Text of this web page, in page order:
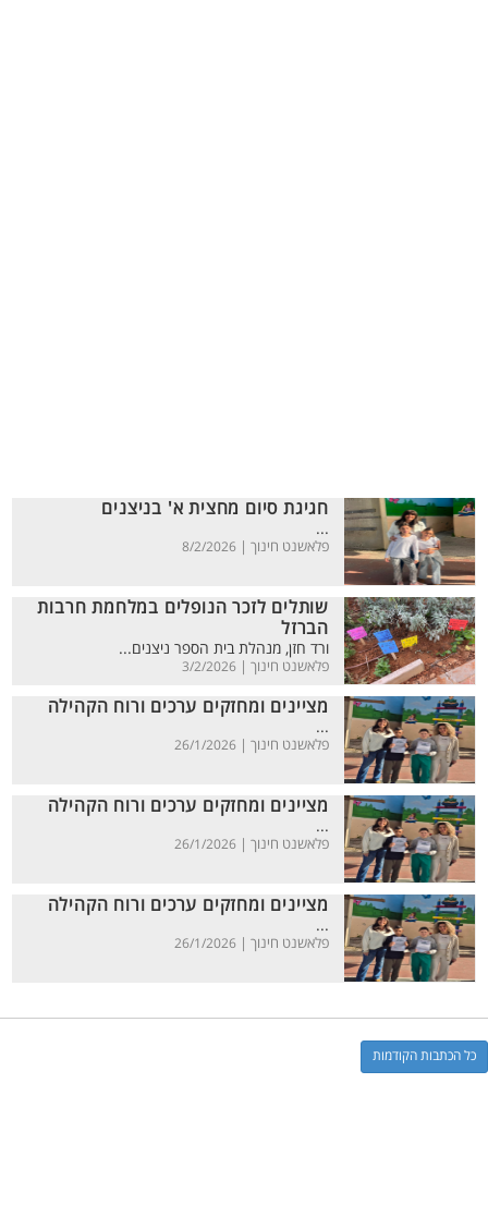
חגיגת סיום מחצית א' בניצנים
...
פלאשנט חינוך | 8/2/2026
שותלים לזכר הנופלים במלחמת חרבות
הברזל
ורד חזן, מנהלת בית הספר ניצנים...
פלאשנט חינוך | 3/2/2026
מציינים ומחזקים ערכים ורוח הקהילה
...
פלאשנט חינוך | 26/1/2026
מציינים ומחזקים ערכים ורוח הקהילה
...
פלאשנט חינוך | 26/1/2026
מציינים ומחזקים ערכים ורוח הקהילה
...
פלאשנט חינוך | 26/1/2026
כל הכתבות הקודמות